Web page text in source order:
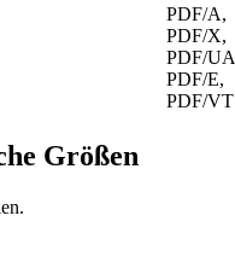
PDF/A,
PDF/X,
PDF/
PDF/E,
PDF/VT
Größen